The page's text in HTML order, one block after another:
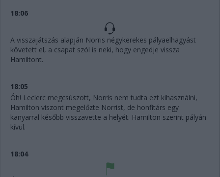
18:06
A visszajátszás alapján Norris négykerekes pályaelhagyást
követett el, a csapat szól is neki, hogy engedje vissza
Hamiltont.
18:05
Óh! Leclerc megcsúszott, Norris nem tudta ezt kihasználni,
Hamilton viszont megelőzte Norrist, de honfitárs egy
kanyarral később visszavette a helyét. Hamilton szerint pályán
kívül.
18:04